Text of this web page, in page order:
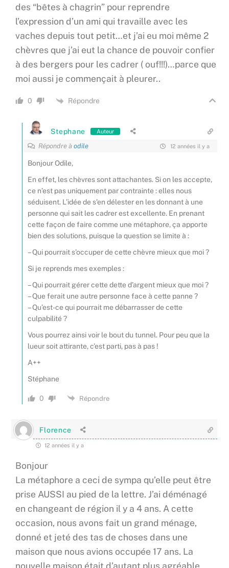
des “bêtes à chagrin” pour reprendre
l’expression d’un ami qui travaille avec les
vaches depuis tout petit…et j’ai eu moi même 2
chèvres que j’ai eut la chance de pouvoir confier
à des bergers pour les cadrer ( ouf!!!)…parce que
moi aussi je commençait à pleurer..
0 Répondre
Stephane Auteur
Répondre àodile 12 années il y a
Bonjour Odile,
En effet, les chèvres sont attachantes. Si on les accepte,
ce n’est pas uniquement par contrainte : elles nous
séduisent. L’idée de s’en délester en les donnant à une
personne qui sait les cadrer est excellente. En prenant
cette façon de faire comme une métaphore, ça apporte
bien des solutions, puisque la question se limite à :
– Qui pourrait s’occuper de cette chèvre mieux que moi ?
Si je reprends mes exemples :
– Qui pourrait gérer cette dette d’argent mieux que moi ?
– Que ferait une autre personne face à cette panne ?
– Qu’est-ce qui pourrait me débarrasser de cette
culpabilité ?
Vous pourrez ainsi voir le bout du tunnel. Pour peu que la
lueur soit attirante, c’est parti, pas à pas !
A++
Stéphane
0 Répondre
Florence
12 années il y a
Bonjour
La métaphore a ceci de sympa qu’elle peut être
prise AUSSI au pied de la lettre. J’ai déménagé
en changeant de région il y a 4 ans. A cette
occasion, nous avons fait un grand ménage,
donné et jeté des tas de choses dans une
maison que nous avions occupée 17 ans. La
nouvelle maison était d’autant plus agréable